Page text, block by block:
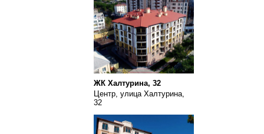
ЖК Халтурина, 32
Центр, улица Халтурина,
32